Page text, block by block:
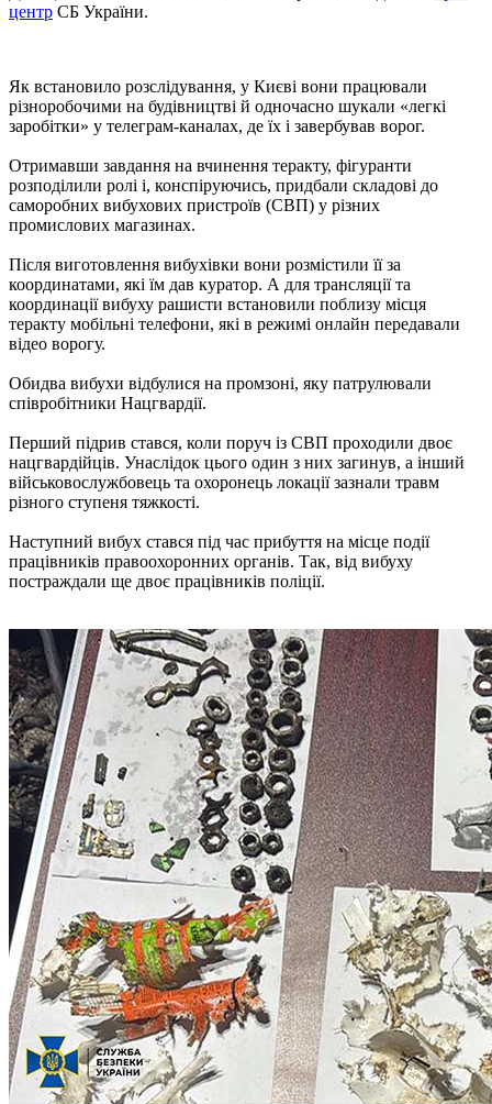
центр СБ України.
Як встановило розслідування, у Києві вони працювали
різноробочими на будівництві й одночасно шукали «легкі
заробітки» у телеграм-каналах, де їх і завербував ворог.
Отримавши завдання на вчинення теракту, фігуранти
розподілили ролі і, конспіруючись, придбали складові до
саморобних вибухових пристроїв (СВП) у різних
промислових магазинах.
Після виготовлення вибухівки вони розмістили її за
координатами, які їм дав куратор. А для трансляції та
координації вибуху рашисти встановили поблизу місця
теракту мобільні телефони, які в режимі онлайн передавали
відео ворогу.
Обидва вибухи відбулися на промзоні, яку патрулювали
співробітники Нацгвардії.
Перший підрив стався, коли поруч із СВП проходили двоє
нацгвардійців. Унаслідок цього один з них загинув, а інший
військовослужбовець та охоронець локації зазнали травм
різного ступеня тяжкості.
Наступний вибух стався під час прибуття на місце події
працівників правоохоронних органів. Так, від вибуху
постраждали ще двоє працівників поліції.